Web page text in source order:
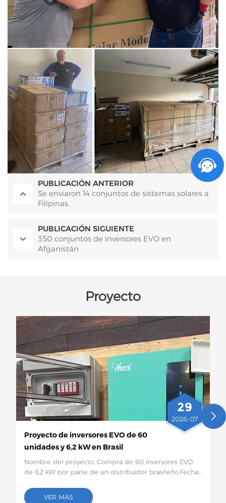
PUBLICACIÓN ANTERIOR
Se enviaron 14 conjuntos de sistemas solares a
Filipinas.
PUBLICACIÓN SIGUIENTE
350 conjuntos de inversores EVO en
Afganistán
Proyecto
29
2026-07
Proyecto de inversores EVO de 60
unidades y 6,2 kW en Brasil
Nombre del proyecto: Compra de 60 inversores EVO
de 6,2 kW por parte de un distribuidor brasileño.Fecha:
Enero de 2026Sitio del proyecto:Brasil Cantidad y
configuración específica: 60 inversores solares EVO de
VER MÁS